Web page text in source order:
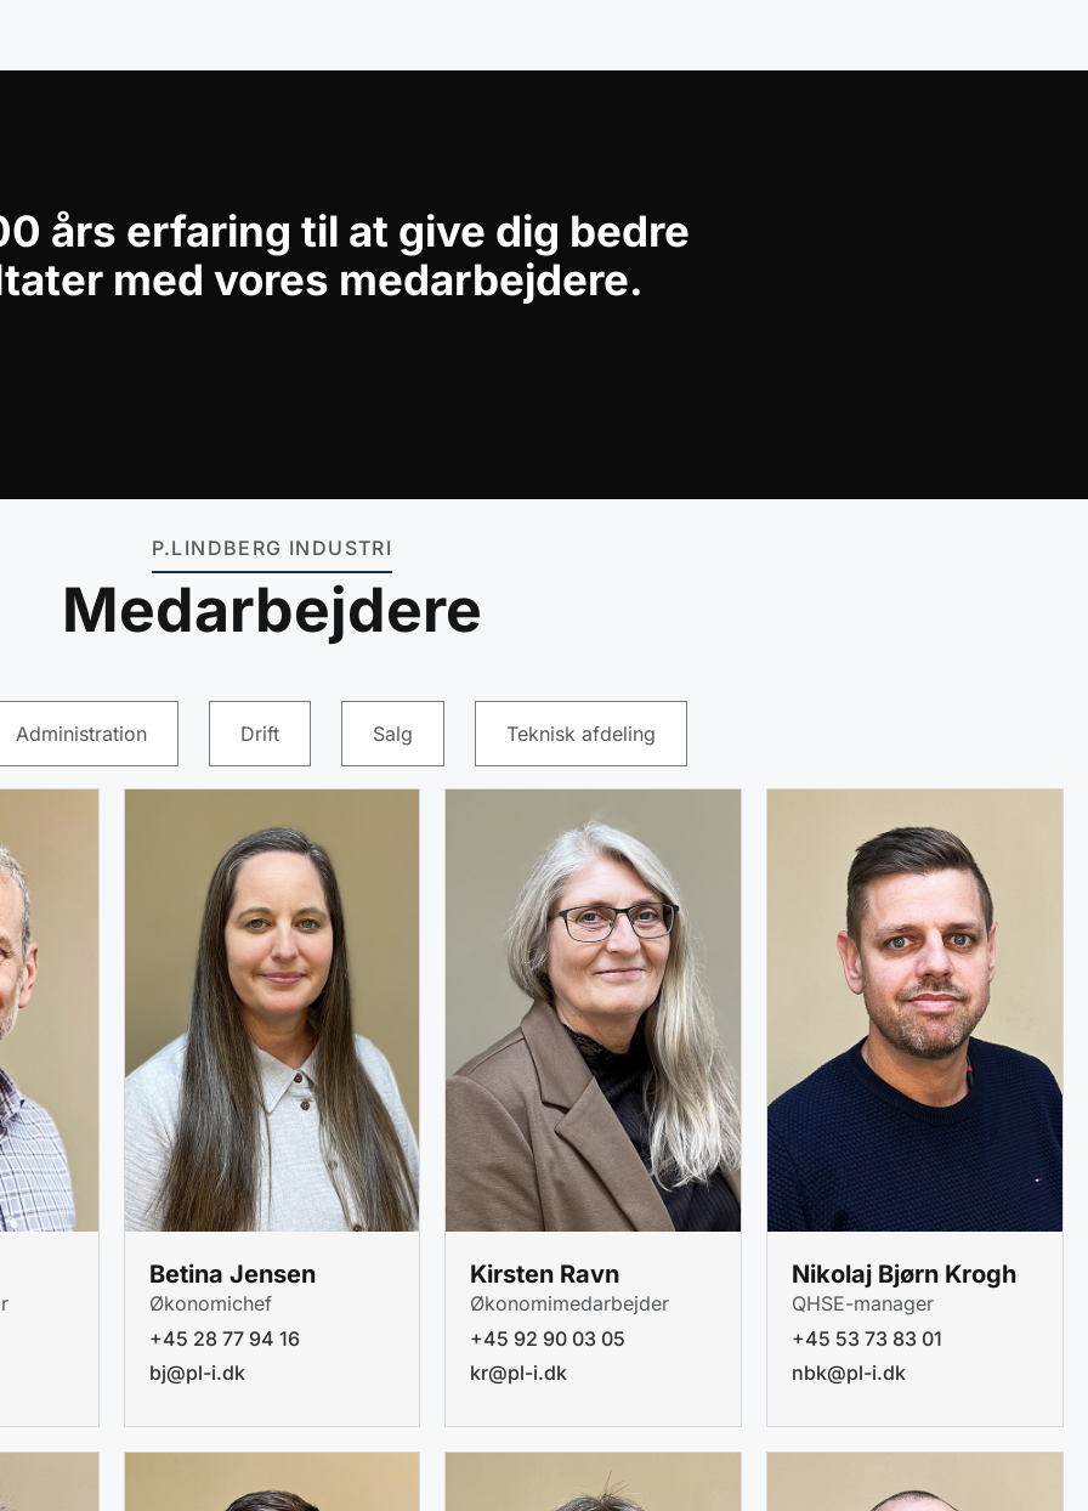
års erfaring til at give dig bedre
med vores medarbejdere.
P.LINDBERG INDUSTRI
Medarbejdere
Administration Drift Salg Teknisk afdeling
Betina Jensen
Økonomichef
+45 28 77 94 16
bj@pl-i.dk
Kirsten Ravn
Økonomimedarbejder
+45 92 90 03 05
kr@pl-i.dk
Nikolaj Bjørn Krogh
QHSE-manager
+45 53 73 83 01
nbk@pl-i.dk